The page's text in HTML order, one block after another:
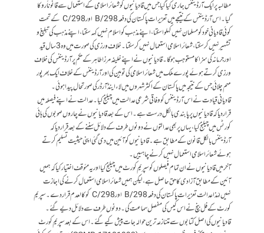
مطالبہ پر ایک آرڈیننس جاری کیا گیا جس میں قادیانیوں کو شعائراسلامی کے استعمال سے قانوناً روکا
گیا۔ اس آرڈیننس کے نتیجے میں تعزیرات پاکستان کی دفعہ 298/B اور 298/C کے تحت
کوئی قادیانی خود کو مسلمان نہیں کہلوا سکتا، اپنے مذہب کو اسلام نہیں کہہ سکتا، اپنے مذہب کی تبلیغ و
تشہیر نہیں کر سکتا، شعائر اسلامی استعمال نہیں کر سکتا۔ خلاف ورزی کی صورت میں وہ 3 سال قید
اور جرمانہ کی سزا کا مستوجب ہوگا۔ قادیانیوں نے اپنے خلیفہ مرزا طاہر کے حکم پر آرڈیننس کی خلاف
ورزی کرتے ہوئے پورے ملک میں شعائر اسلامی کی توہین کی اور آرڈیننس کے خلاف ایک بھرپور
مہم چلائی جس کے نتیجہ میں پاکستان کے اکثر شہروں میں لاء اینڈ آرڈر کی صورتحال پیدا ہوئی۔
قادیانی قیادت نے اس آرڈیننس کو وفاقی شرعی عدالت میں چیلنج کیا۔ عدالت نے اپنے فیصلہ میں
قرار دیا کہ قادیانیوں پر پابندی بالکل درست ہے۔ اس کے بعد قادیانیوں نے چاروں صوبوں کی ہائی
کورٹس میں چیلنج کیا، یہاں پر بھی عدالتوں نے دونوں طرف کے دلائل سننے کے بعد قرار دیا کہ
آرڈیننس بالکل قانون کے مطابق ہے۔ قادیانیوں کو آئین میں دی گئی اپنی حیثیت تسلیم کرتے
ہوئے شعائر اسلامی استعمال نہیں کرنے چاہییں۔
آخر میں قادیانیوں نے ان تمام فیصلوں کو سپریم کورٹ میں چیلنج کیا اور یہ مئوقف اختیار کیا کہ ہمیں
آئین کے مطابق آزادی کا حق حاصل ہے، لیکن ہمیں شعائر اسلامی استعمال کرنے کی اجازت
نہیں لہٰذا عدالت تعزیرات پاکستان کی دفعہ 298/B اور 298/C کو کالعدم قرار دے۔ سپریم
کورٹ کے فل بنچ نے اس کیس کی مفصل سماعت کی۔ دونوں طرف سے دلائل دیے گئے۔
قادیانیوں کی اصل کتابوں سے متنازعہ ترین حوالہ جات پیش کیے گئے۔ اس کے بعد سپریم کورٹ